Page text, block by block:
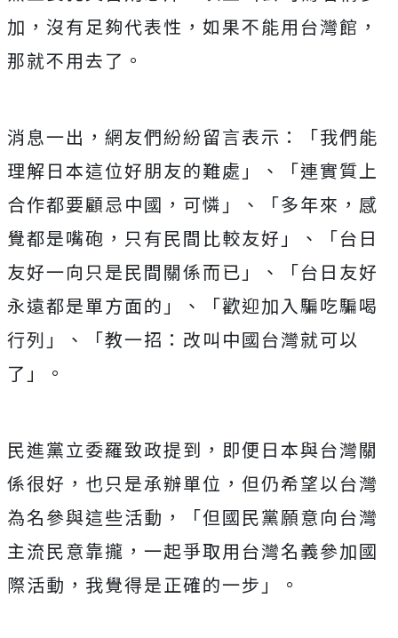
加，沒有足夠代表性，如果不能用台灣館，
那就不用去了。
消息一出，網友們紛紛留言表示：「我們能
理解日本這位好朋友的難處」、「連實質上
合作都要顧忌中國，可憐」、「多年來，感
覺都是嘴砲，只有民間比較友好」、「台日
友好一向只是民間關係而已」、「台日友好
永遠都是單方面的」、「歡迎加入騙吃騙喝
行列」、「教一招：改叫中國台灣就可以
了」。
民進黨立委羅致政提到，即便日本與台灣關
係很好，也只是承辦單位，但仍希望以台灣
為名參與這些活動，「但國民黨願意向台灣
主流民意靠攏，一起爭取用台灣名義參加國
際活動，我覺得是正確的一步」。